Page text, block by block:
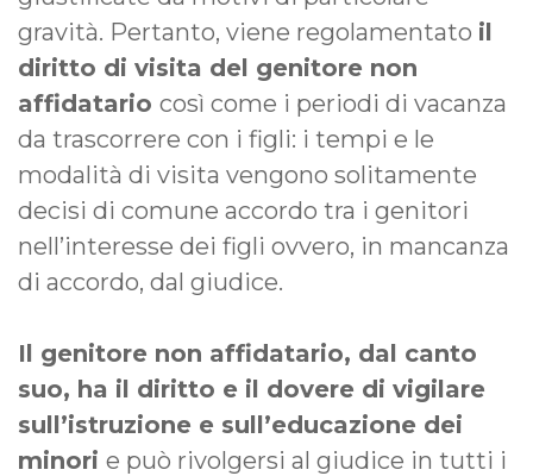
gravità. Pertanto, viene regolamentato il
diritto di visita del genitore non
affidatario così come i periodi di vacanza
da trascorrere con i figli: i tempi e le
modalità di visita vengono solitamente
decisi di comune accordo tra i genitori
nell’interesse dei figli ovvero, in mancanza
di accordo, dal giudice.
Il genitore non affidatario, dal canto
suo, ha il diritto e il dovere di vigilare
sull’istruzione e sull’educazione dei
minori e può rivolgersi al giudice in tutti i